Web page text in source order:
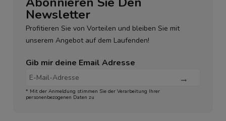
Newsletter
Profitieren Sie von Vorteilen und bleiben Sie mit
unserem Angebot auf dem Laufenden!
Gib mir deine Email Adresse
* Mit der Anmeldung stimmen Sie der Verarbeitung Ihrer
personenbezogenen Daten zu